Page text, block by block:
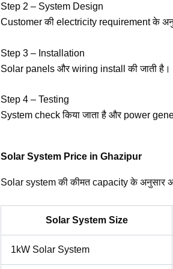
Step 2 – System Design
Customer की electricity requirement के
Step 3 – Installation
Solar panels और wiring install की जाती है।
Step 4 – Testing
System check किया जाता है और power
Solar System Price in Ghazipur
Solar system की कीमत capacity के अनुसार
Solar System Size
1kW Solar System